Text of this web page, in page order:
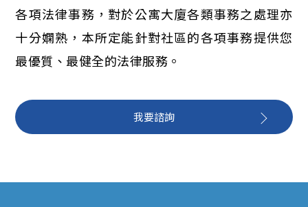
各項法律事務，對於公寓大廈各類事務之處理亦
十分嫻熟，本所定能針對社區的各項事務提供您
最優質、最健全的法律服務。
我要諮詢